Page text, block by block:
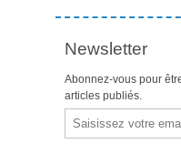
Newsletter
Abonnez-vous pour
articles publiés.
Email